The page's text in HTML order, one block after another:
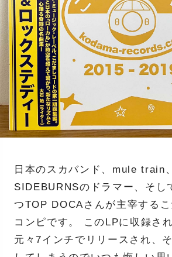
日本のスカバンド、mule train
SIDEBURNSのドラマー、そし
つTOP DOCAさんが主宰する
コンピです。 このLPに収録さ
元々7インチでリリースされ、